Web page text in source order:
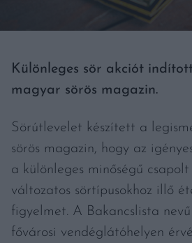
Különleges sör akciót
magyar sörös magazin.
Sörútlevelet készített a
sörös magazin, hogy az
a különleges minőségű csapolt
változatos sörtípusokhoz illő
figyelmet. A Bakancslista
fővárosi vendéglátóhelyen